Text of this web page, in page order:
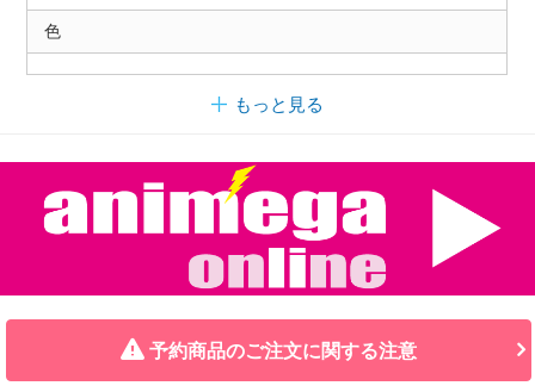
色
もっと見る
予約商品のご注文に関する注意